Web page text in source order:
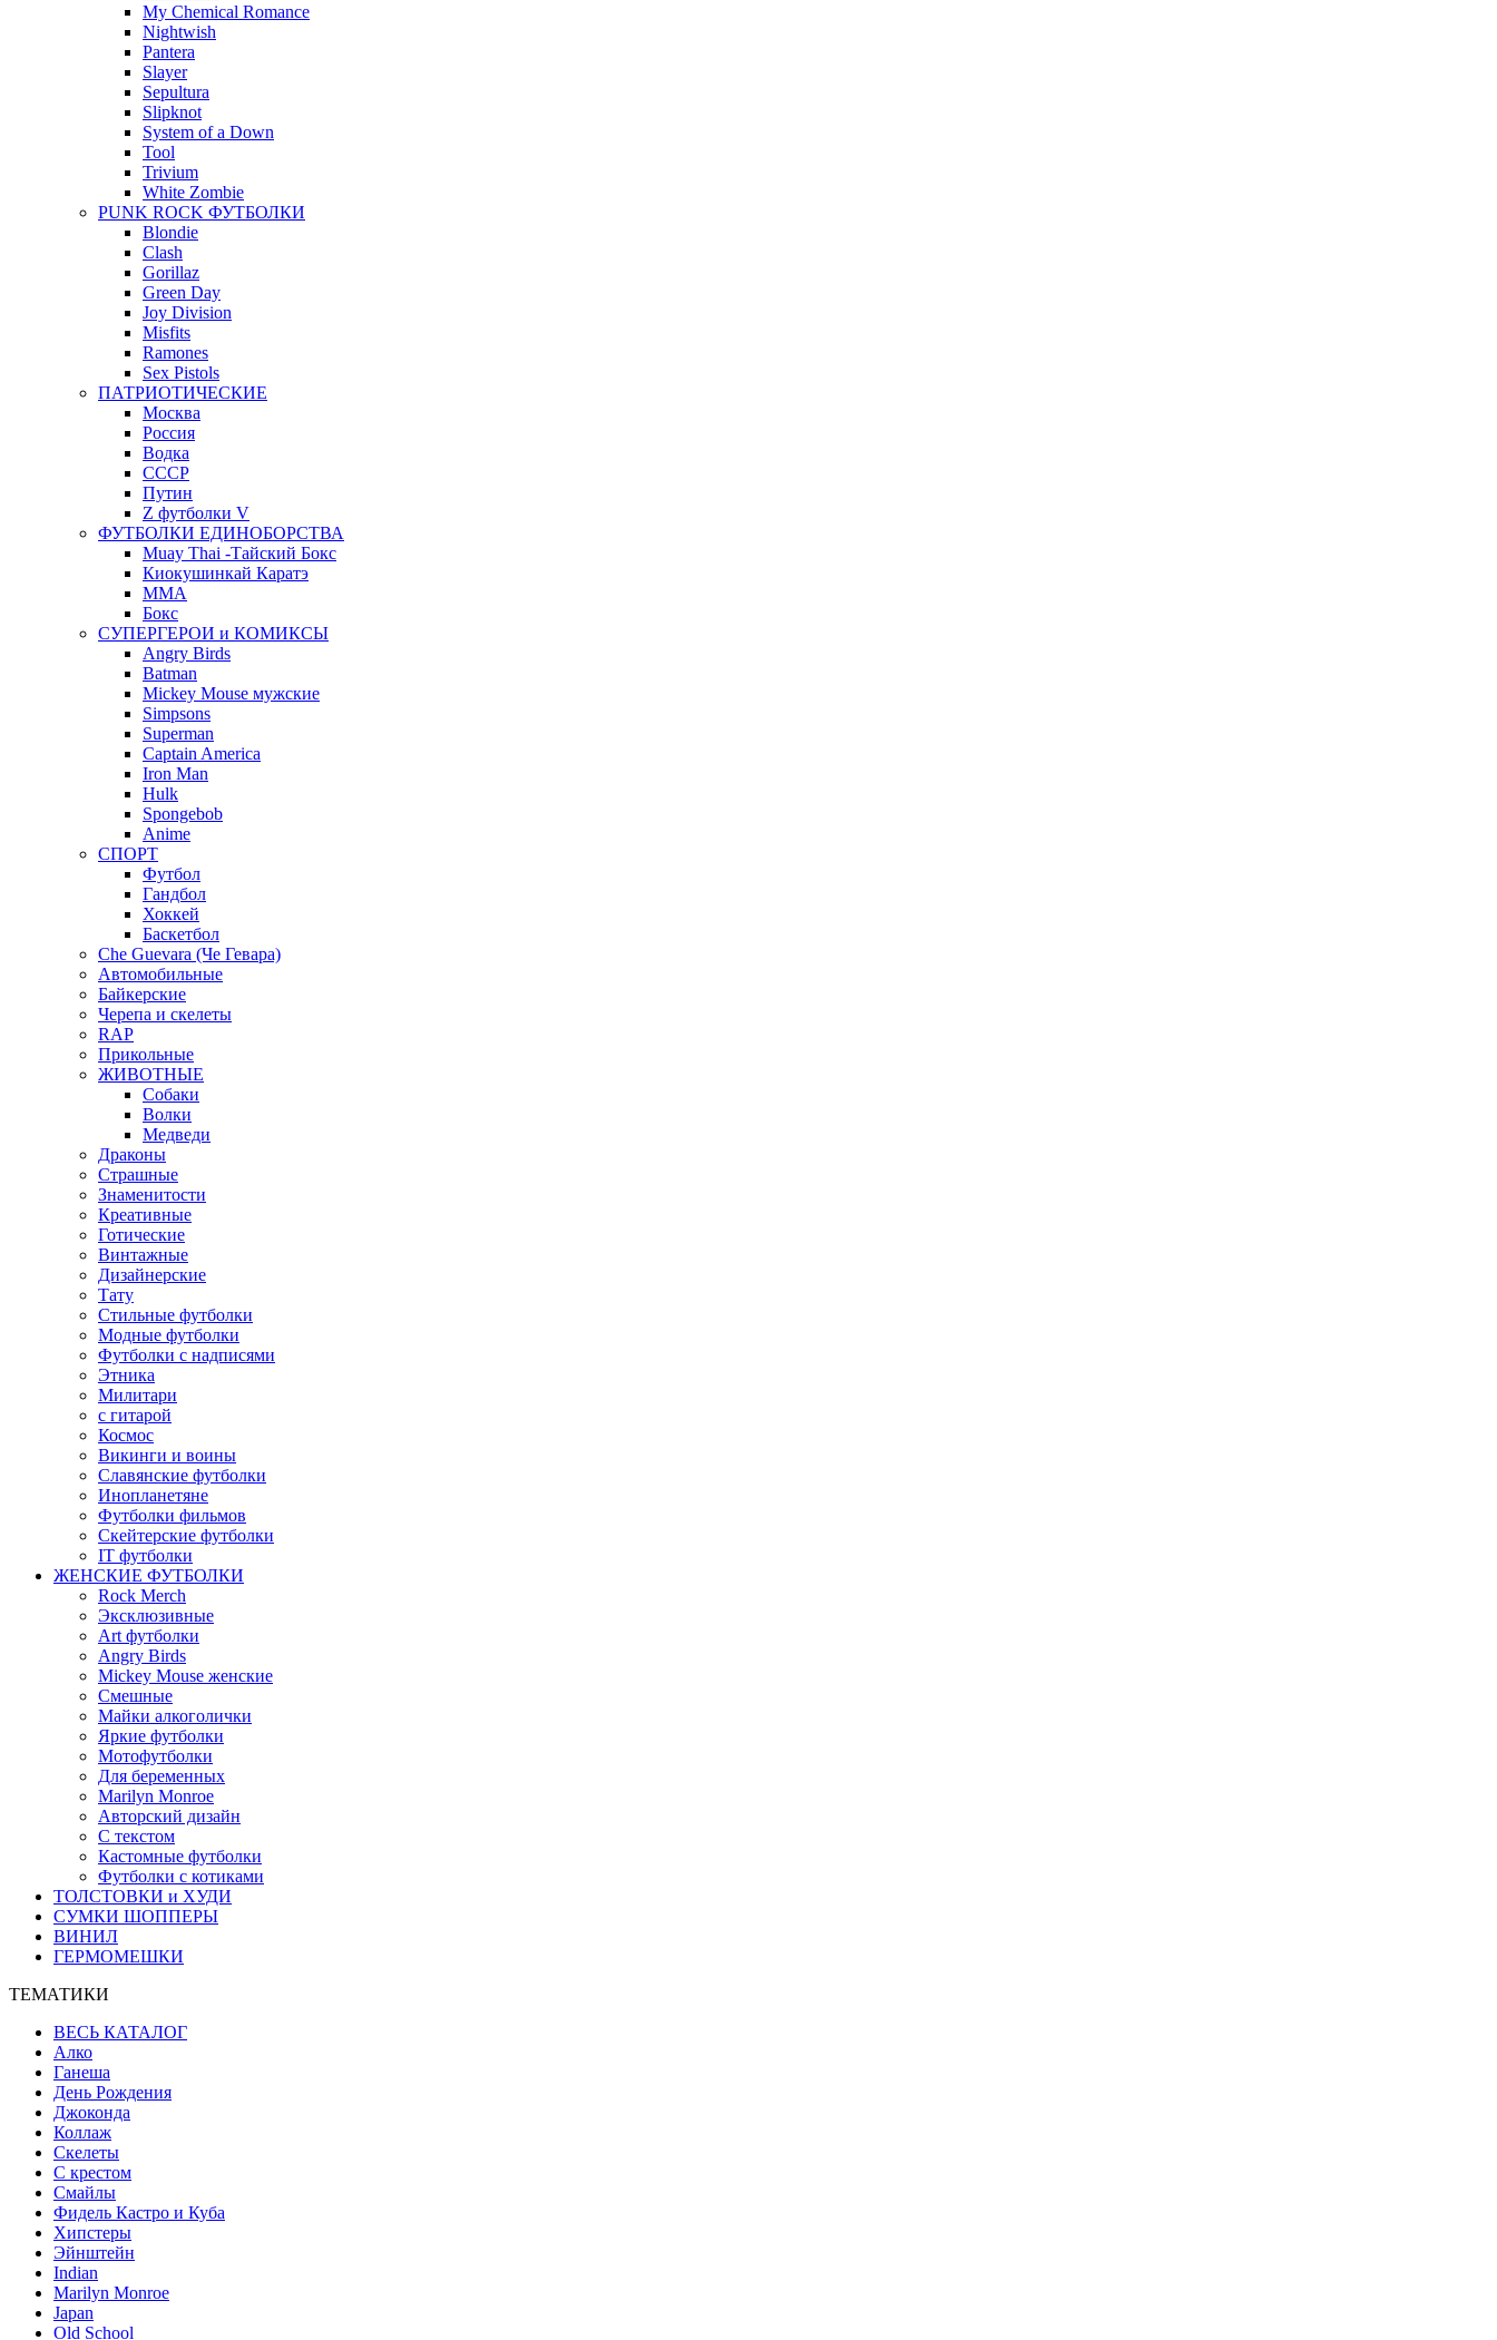
My Chemical Romance
Nightwish
Pantera
Slayer
Sepultura
Slipknot
System of a Down
Tool
Trivium
White Zombie
PUNK ROCK ФУТБОЛКИ
Blondie
Clash
Gorillaz
Green Day
Joy Division
Misfits
Ramones
Sex Pistols
ПАТРИОТИЧЕСКИЕ
Москва
Россия
Водка
СССР
Путин
Z футболки V
ФУТБОЛКИ ЕДИНОБОРСТВА
Muay Thai -Тайский Бокс
Киокушинкай Каратэ
MMA
Бокс
СУПЕРГЕРОИ и КОМИКСЫ
Angry Birds
Batman
Mickey Mouse мужские
Simpsons
Superman
Captain America
Iron Man
Hulk
Spongebob
Anime
СПОРТ
Футбол
Гандбол
Хоккей
Баскетбол
Che Guevara (Че Гевара)
Автомобильные
Байкерские
Черепа и скелеты
RAP
Прикольные
ЖИВОТНЫЕ
Собаки
Волки
Медведи
Драконы
Страшные
Знаменитости
Креативные
Готические
Винтажные
Дизайнерские
Тату
Стильные футболки
Модные футболки
Футболки с надписями
Этника
Милитари
с гитарой
Космос
Викинги и воины
Славянские футболки
Инопланетяне
Футболки фильмов
Скейтерские футболки
IT футболки
ЖЕНСКИЕ ФУТБОЛКИ
Rock Merch
Эксклюзивные
Art футболки
Angry Birds
Mickey Mouse женские
Смешные
Майки алкоголички
Яркие футболки
Мотофутболки
Для беременных
Marilyn Monroe
Авторский дизайн
С текстом
Кастомные футболки
Футболки с котиками
ТОЛСТОВКИ и ХУДИ
СУМКИ ШОППЕРЫ
ВИНИЛ
ГЕРМОМЕШКИ
ТЕМАТИКИ
ВЕСЬ КАТАЛОГ
Алко
Ганеша
День Рождения
Джоконда
Коллаж
Скелеты
С крестом
Смайлы
Фидель Кастро и Куба
Хипстеры
Эйнштейн
Indian
Marilyn Monroe
Japan
Old School